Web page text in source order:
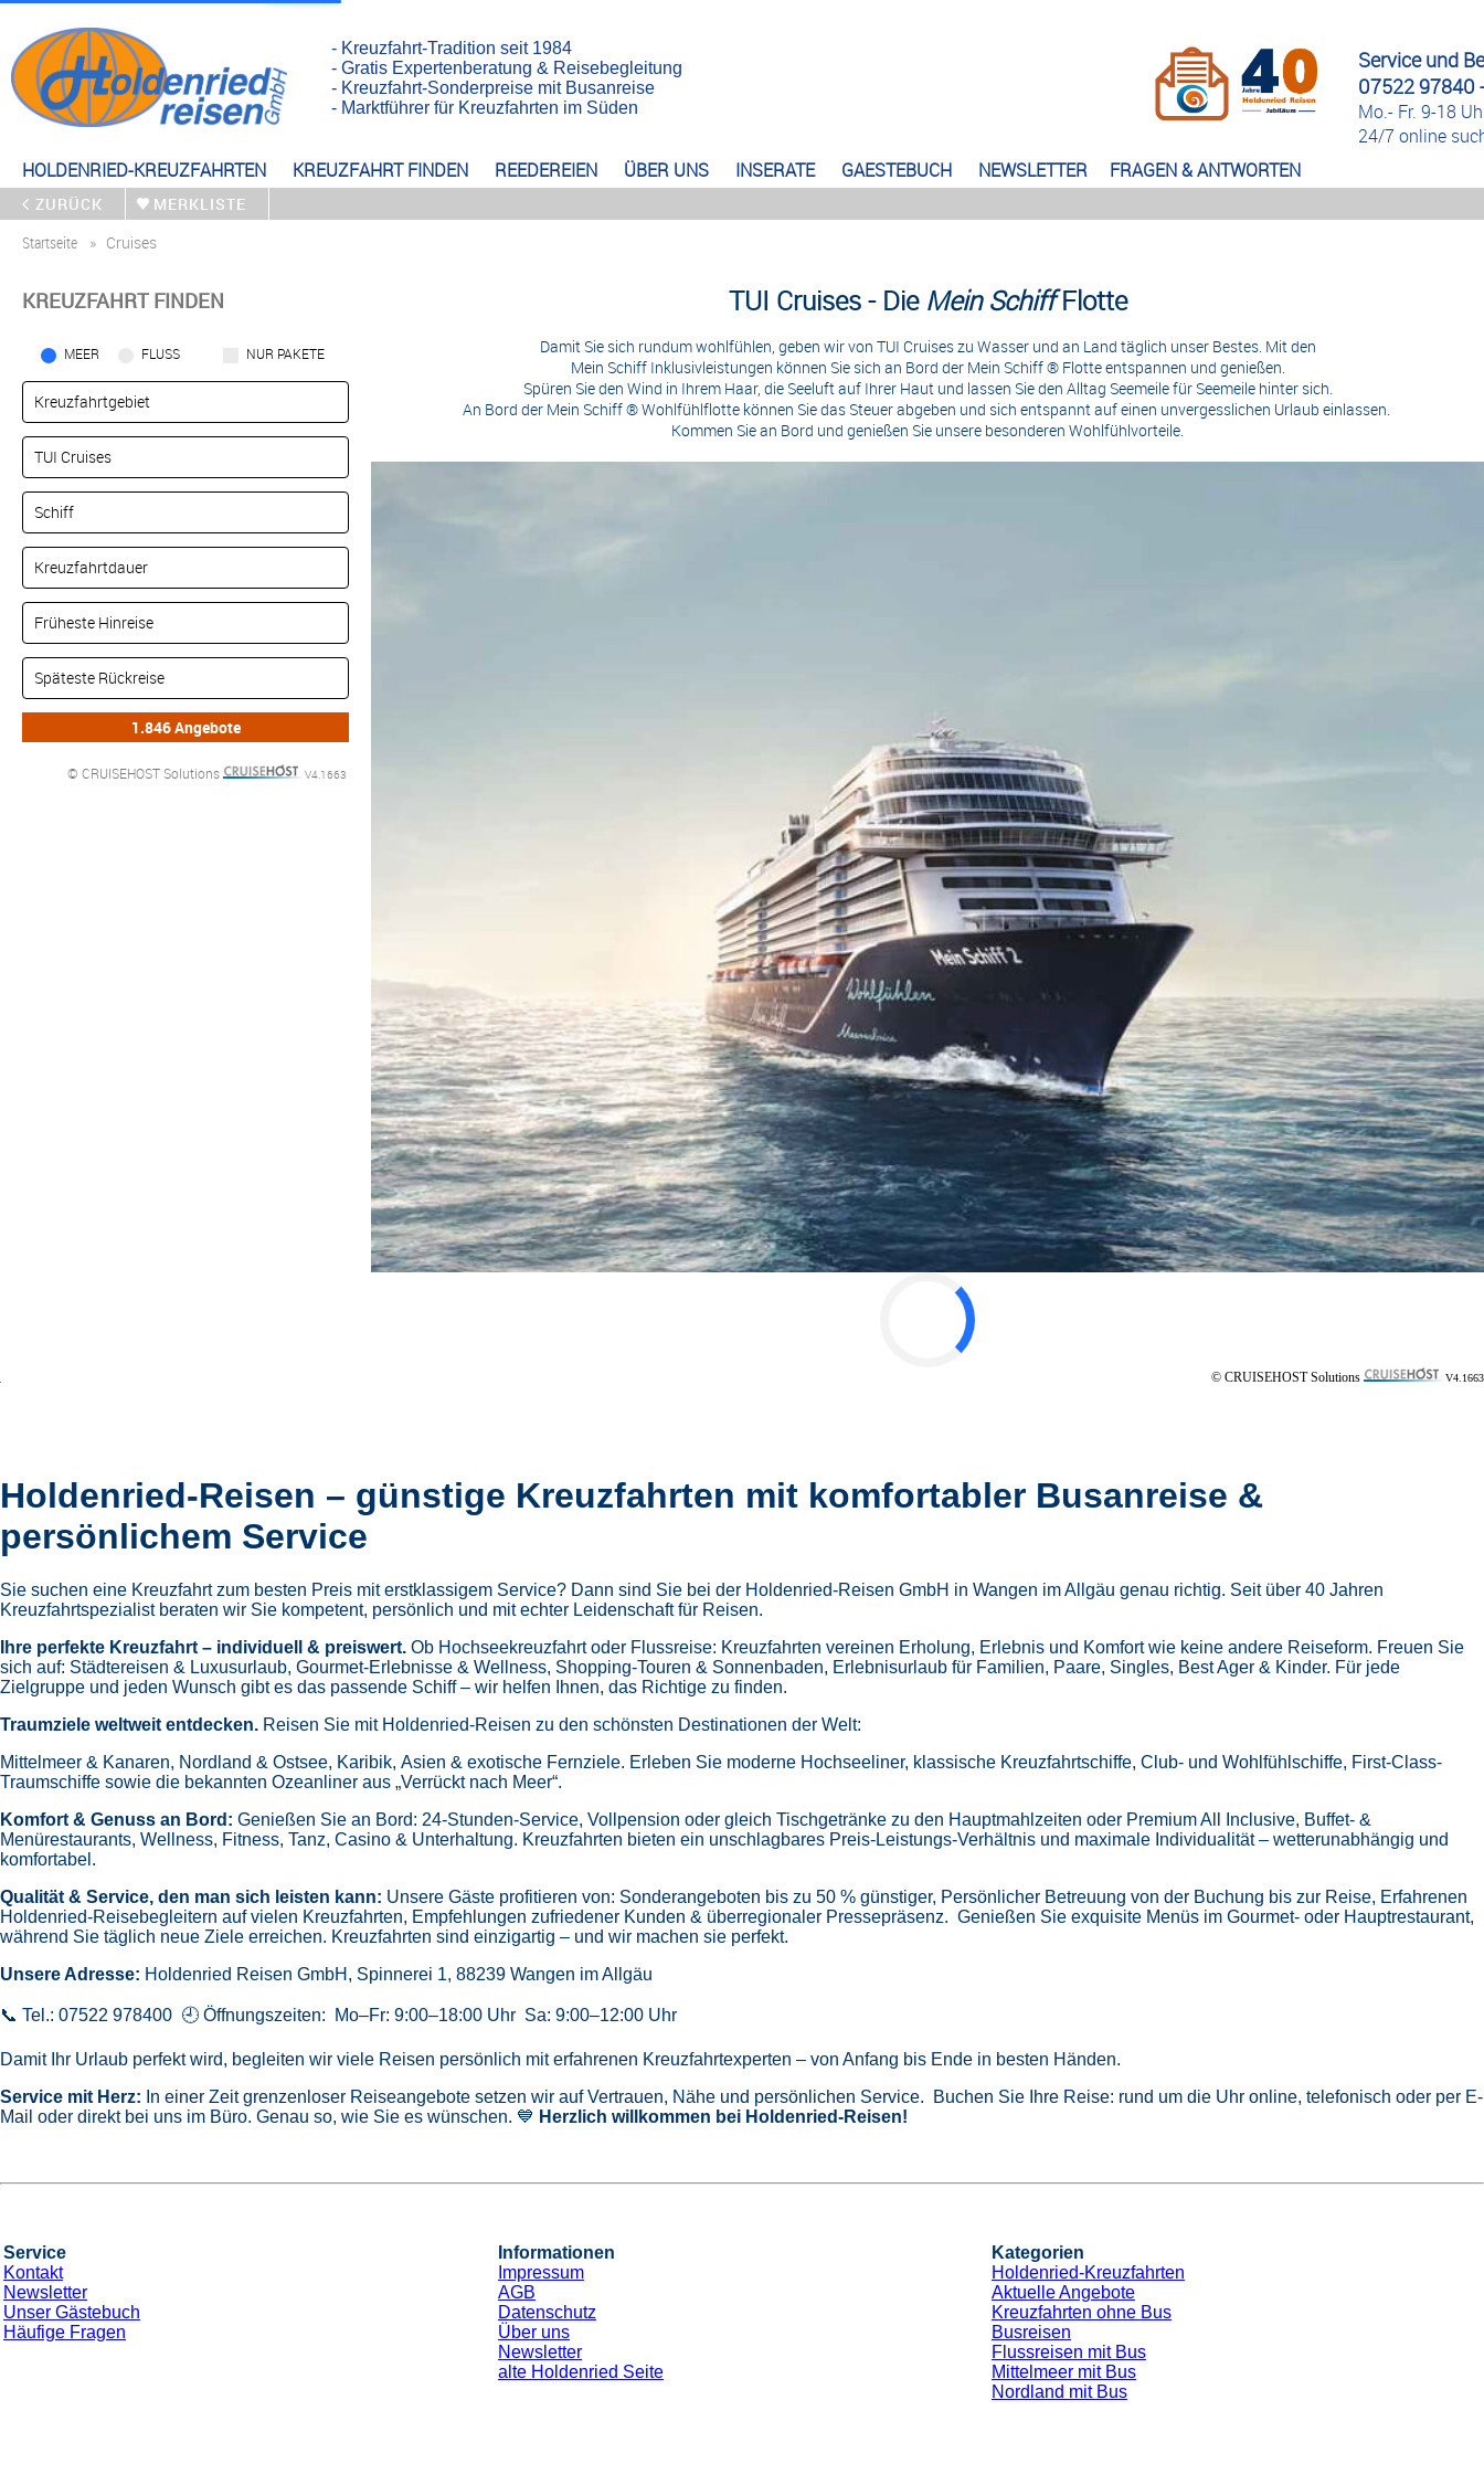
HOLDENRIED-KREUZFAHRTEN KREUZFAHRT FINDEN REEDEREIEN ÜBER UNS INSERATE GAESTEBUCH NEWSLETTER FRAGEN & ANTWORTEN
Service und
07522 97840
Mo.- Fr. 9-18
24/7 online
- Kreuzfahrt-Tradition seit 1984
- Gratis Expertenberatung & Reisebegleitung
- Kreuzfahrt-Sonderpreise mit Busanreise
- Marktführer für Kreuzfahrten im Süden
ZURÜCK
MERKLISTE
Startseite
Cruises
KREUZFAHRT FINDEN
MEER FLUSS NUR PAKETE
© CRUISEHOST Solutions V4.1663
TUI Cruises - Die Mein SchiffFlotte
Damit Sie sich rundum wohlfühlen, geben wir von TUI Cruises zu Wasser und an Land täglich unser Bestes. Mit den
Mein Schiff Inklusivleistungen können Sie sich an Bord der Mein Schiff ® Flotte entspannen und genießen.
Spüren Sie den Wind in Ihrem Haar, die Seeluft auf Ihrer Haut und lassen Sie den Alltag Seemeile für Seemeile hinter sich.
An Bord der Mein Schiff ® Wohlfühlflotte können Sie das Steuer abgeben und sich entspannt auf einen unvergesslichen Urlaub einlassen.
Kommen Sie an Bord und genießen Sie unsere besonderen Wohlfühlvorteile.
© CRUISEHOST Solutions V4.1663
Holdenried-Reisen – günstige Kreuzfahrten mit komfortabler Busanreise &
persönlichem Service
Sie suchen eine Kreuzfahrt zum besten Preis mit erstklassigem Service? Dann sind Sie bei der Holdenried-Reisen GmbH in Wangen im Allgäu genau richtig. Seit über 40 Jahren
Kreuzfahrtspezialist beraten wir Sie kompetent, persönlich und mit echter Leidenschaft für Reisen.
Ihre perfekte Kreuzfahrt – individuell & preiswert. Ob Hochseekreuzfahrt oder Flussreise: Kreuzfahrten vereinen Erholung, Erlebnis und Komfort wie keine andere Reiseform. Freuen Sie
sich auf: Städtereisen & Luxusurlaub, Gourmet-Erlebnisse & Wellness, Shopping-Touren & Sonnenbaden, Erlebnisurlaub für Familien, Paare, Singles, Best Ager & Kinder. Für jede
Zielgruppe und jeden Wunsch gibt es das passende Schiff – wir helfen Ihnen, das Richtige zu finden.
Traumziele weltweit entdecken. Reisen Sie mit Holdenried-Reisen zu den schönsten Destinationen der Welt:
Mittelmeer & Kanaren, Nordland & Ostsee, Karibik, Asien & exotische Fernziele. Erleben Sie moderne Hochseeliner, klassische Kreuzfahrtschiffe, Club- und Wohlfühlschiffe, First-Class-
Traumschiffe sowie die bekannten Ozeanliner aus „Verrückt nach Meer“.
Komfort & Genuss an Bord: Genießen Sie an Bord: 24-Stunden-Service, Vollpension oder gleich Tischgetränke zu den Hauptmahlzeiten oder Premium All Inclusive, Buffet- &
Menürestaurants, Wellness, Fitness, Tanz, Casino & Unterhaltung. Kreuzfahrten bieten ein unschlagbares Preis-Leistungs-Verhältnis und maximale Individualität – wetterunabhängig und
komfortabel.
Qualität & Service, den man sich leisten kann: Unsere Gäste profitieren von: Sonderangeboten bis zu 50 % günstiger, Persönlicher Betreuung von der Buchung bis zur Reise, Erfahrenen
Holdenried-Reisebegleitern auf vielen Kreuzfahrten, Empfehlungen zufriedener Kunden & überregionaler Pressepräsenz. Genießen Sie exquisite Menüs im Gourmet- oder Hauptrestaurant,
während Sie täglich neue Ziele erreichen. Kreuzfahrten sind einzigartig – und wir machen sie perfekt.
Unsere Adresse: Holdenried Reisen GmbH, Spinnerei 1, 88239 Wangen im Allgäu
📞 Tel.: 07522 978400 🕘 Öffnungszeiten: Mo–Fr: 9:00–18:00 Uhr Sa: 9:00–12:00 Uhr
Damit Ihr Urlaub perfekt wird, begleiten wir viele Reisen persönlich mit erfahrenen Kreuzfahrtexperten – von Anfang bis Ende in besten Händen.
Service mit Herz: In einer Zeit grenzenloser Reiseangebote setzen wir auf Vertrauen, Nähe und persönlichen Service. Buchen Sie Ihre Reise: rund um die Uhr online, telefonisch oder per E-
Mail oder direkt bei uns im Büro. Genau so, wie Sie es wünschen. 💙 Herzlich willkommen bei Holdenried-Reisen!
Service
Kontakt
Newsletter
Unser Gästebuch
Häufige Fragen
Informationen
Impressum
AGB
Datenschutz
Über uns
Newsletter
alte Holdenried Seite
Kategorien
Holdenried-Kreuzfahrten
Aktuelle Angebote
Kreuzfahrten ohne Bus
Busreisen
Flussreisen mit Bus
Mittelmeer mit Bus
Nordland mit Bus